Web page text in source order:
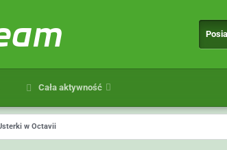
Cała aktywność
w Octavii